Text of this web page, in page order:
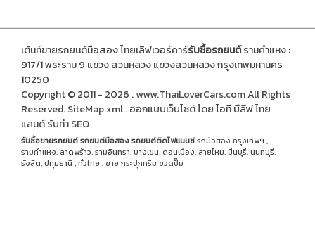
เต้นท์ขายรถยนต์มือสอง ไทยเลิฟเวอร์คาร์รับซื้อรถยนต์รามคำแหง :
917/1 พระราม 9 แขวง สวนหลวง แขวงสวนหลวง กรุงเทพมหานคร
10250
Copyright © 2011 - 2026 .www.ThaiLoverCars.comAll Rights
Reserved.SiteMap.xml.ออกแบบเว็บไซต์โดย ไอที บีลีฟ ไทย
แลนด์รับทำ SEO
รับซื้อขายรถยนต์รถยนต์มือสองรถยนต์ติดไฟแนนซ์รถมือสอง กรุงเทพฯ ,
รามคำแหง, ลาดพร้าว, รามอินทรา, บางเขน, ดอนเมือง, สายไหม, มีนบุรี, นนทบุรี,
รังสิต, ปทุมธานี , ทั่วไทย . ขาย กระปุกครีม ขวดปั๊ม